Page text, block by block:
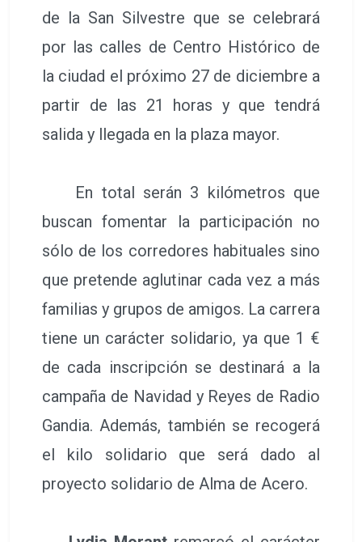
de la San Silvestre que se celebrará
por las calles de Centro Histórico de
la ciudad el próximo 27 de diciembre a
partir de las 21 horas y que tendrá
salida y llegada en la plaza mayor.
En total serán 3 kilómetros que
buscan fomentar la participación no
sólo de los corredores habituales sino
que pretende aglutinar cada vez a más
familias y grupos de amigos. La carrera
tiene un carácter solidario, ya que 1 €
de cada inscripción se destinará a la
campaña de Navidad y Reyes de Radio
Gandia. Además, también se recogerá
el kilo solidario que será dado al
proyecto solidario de Alma de Acero.